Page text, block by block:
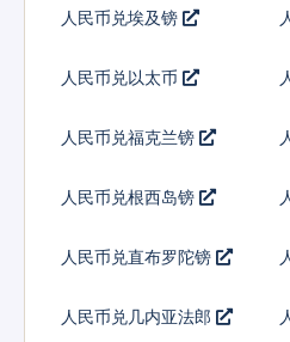
人民币兑埃及镑
人民币兑以太币
人民币兑福克兰镑
人民币兑根西岛镑
人民币兑直布罗陀镑
人民币兑几内亚法郎